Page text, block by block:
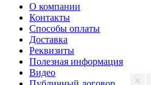
О компании
Контакты
Способы оплаты
Доставка
Реквизиты
Полезная информация
Видео